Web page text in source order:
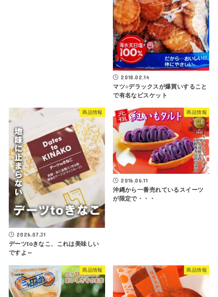
2018.02.14
マツ○デラックスが爆買いすること
で有名なビスケット
商品情報
2026.07.31
デーツtoきなこ、これは美味しい
ですよ～
商品情報
2016.06.11
沖縄から一番売れているスイーツ
が限定で・・・
商品情報 商品情報